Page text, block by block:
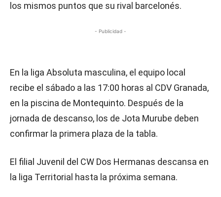
los mismos puntos que su rival barcelonés.
- Publicidad -
En la liga Absoluta masculina, el equipo local
recibe el sábado a las 17:00 horas al CDV Granada,
en la piscina de Montequinto. Después de la
jornada de descanso, los de Jota Murube deben
confirmar la primera plaza de la tabla.
El filial Juvenil del CW Dos Hermanas descansa en
la liga Territorial hasta la próxima semana.